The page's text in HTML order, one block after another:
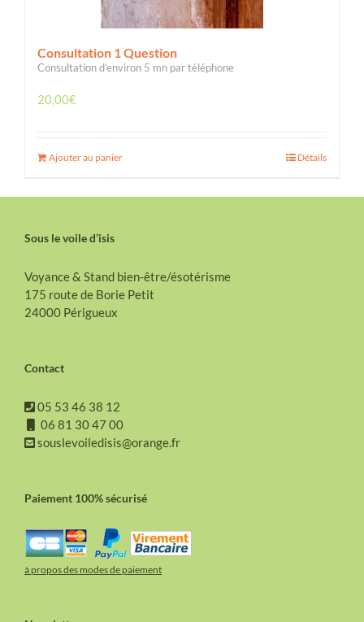
Consultation 1 Question
Consultation d’environ 5 mn par téléphone
20,00€
Ajouter au panier Détails
Sous le voile d’isis
Voyance & Stand bien-être/ésotérisme
175 route de Borie Petit
24000 Périgueux
Contact
05 53 46 38 12
06 81 30 47 00
souslevoiledisis@orange.fr
Paiement 100% sécurisé
à propos des modes de paiement